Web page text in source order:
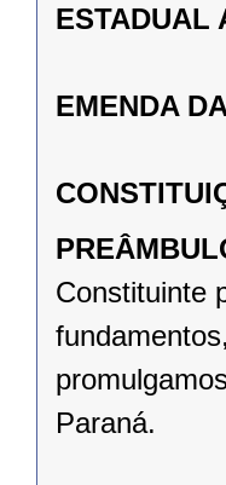
ESTADUAL
EMENDA
Constituinte
Paraná.